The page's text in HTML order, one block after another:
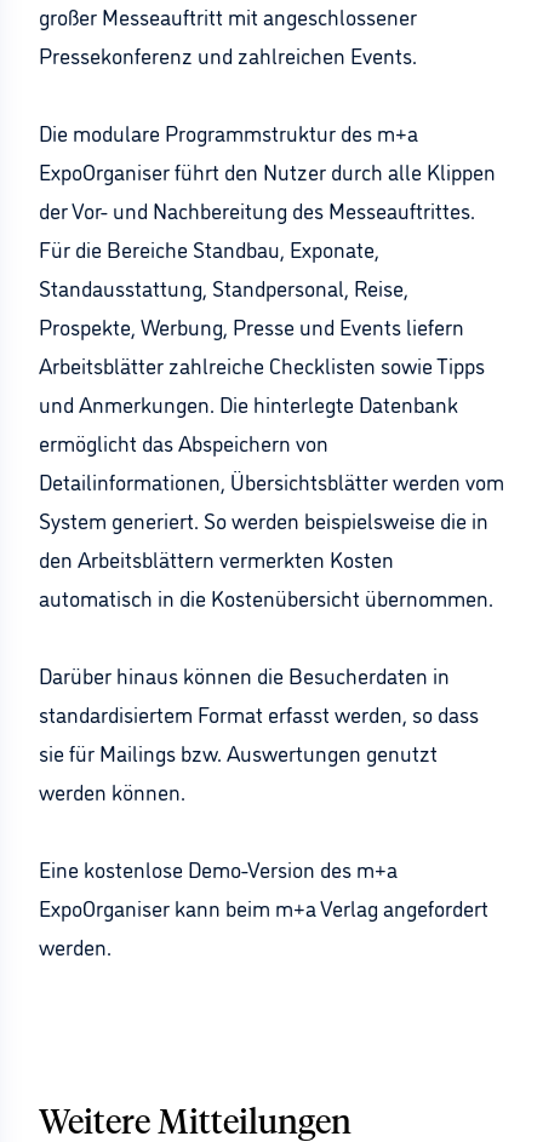
großer Messeauftritt mit angeschlossener
Pressekonferenz und zahlreichen Events.
Die modulare Programmstruktur des m+a
ExpoOrganiser führt den Nutzer durch alle Klippen
der Vor- und Nachbereitung des Messeauftrittes.
Für die Bereiche Standbau, Exponate,
Standausstattung, Standpersonal, Reise,
Prospekte, Werbung, Presse und Events liefern
Arbeitsblätter zahlreiche Checklisten sowie Tipps
und Anmerkungen. Die hinterlegte Datenbank
ermöglicht das Abspeichern von
Detailinformationen, Übersichtsblätter werden vom
System generiert. So werden beispielsweise die in
den Arbeitsblättern vermerkten Kosten
automatisch in die Kostenübersicht übernommen.
Darüber hinaus können die Besucherdaten in
standardisiertem Format erfasst werden, so dass
sie für Mailings bzw. Auswertungen genutzt
werden können.
Eine kostenlose Demo-Version des m+a
ExpoOrganiser kann beim m+a Verlag angefordert
werden.
Weitere Mitteilungen